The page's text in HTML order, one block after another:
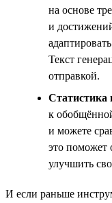
на основе
и
Текст
отправкой.
Статистика
к
и можете
это поможет
улучшить
И если раньше